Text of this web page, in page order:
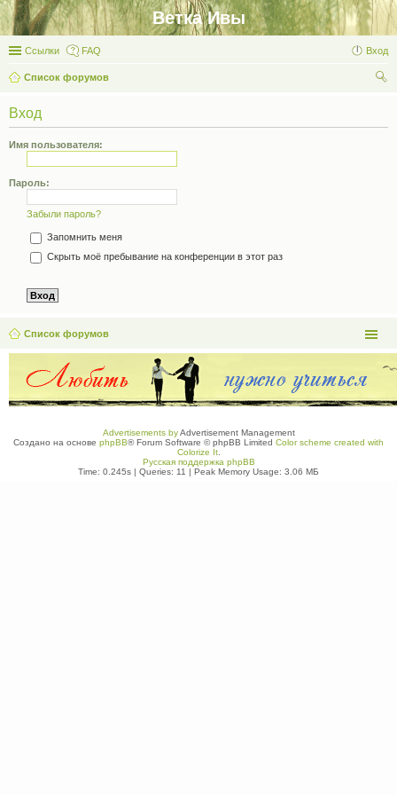
Ветка Ивы
Ссылки FAQ Вход
Список форумов
Вход
Имя пользователя:
Пароль:
Забыли пароль?
Запомнить меня
Скрыть моё пребывание на конференции в этот раз
Список форумов
Advertisements byAdvertisement Management
Создано на основе phpBB® Forum Software © phpBB Limited Color scheme created with
Colorize It.
Русская поддержка phpBB
Time: 0.245s | Queries: 11 | Peak Memory Usage: 3.06 МБ